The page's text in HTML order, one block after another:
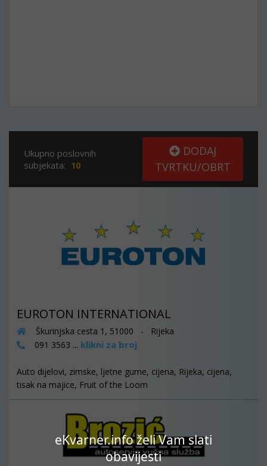
eKvarner.info želi Vam slati
obavijesti
Ukupno poslovnih
subjekata: 10
DODAJ
TVRTKU/OBRT
EUROTON INTERNATIONAL
Škurinjska cesta 1, 51000 - Rijeka
091 3563 ... klikni za broj
Auto dijelovi, zimske, ljetne gume, cijena, Rijeka, cijena,
tisak na majice, Fruit of the Loom